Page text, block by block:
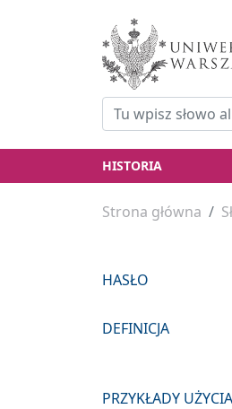
HISTORIA
Strona główna
HASŁO
DEFINICJA
PRZYKŁADY UŻYCIA